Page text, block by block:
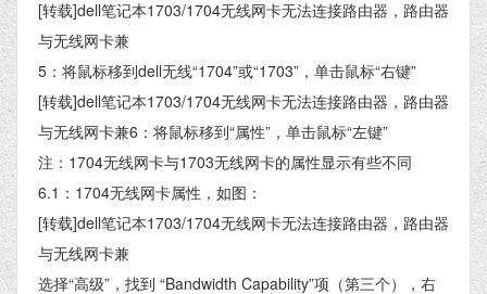
[转载]dell笔记本1703/1704无线网卡无法连接路由器，路由器
与无线网卡兼
5：将鼠标移到dell无线“1704”或“1703”，单击鼠标“右键”
[转载]dell笔记本1703/1704无线网卡无法连接路由器，路由器
与无线网卡兼6：将鼠标移到“属性”，单击鼠标“左键”
注：1704无线网卡与1703无线网卡的属性显示有些不同
6.1：1704无线网卡属性，如图：
[转载]dell笔记本1703/1704无线网卡无法连接路由器，路由器
与无线网卡兼
选择“高级”，找到 “Bandwidth Capability”项（第三个），右